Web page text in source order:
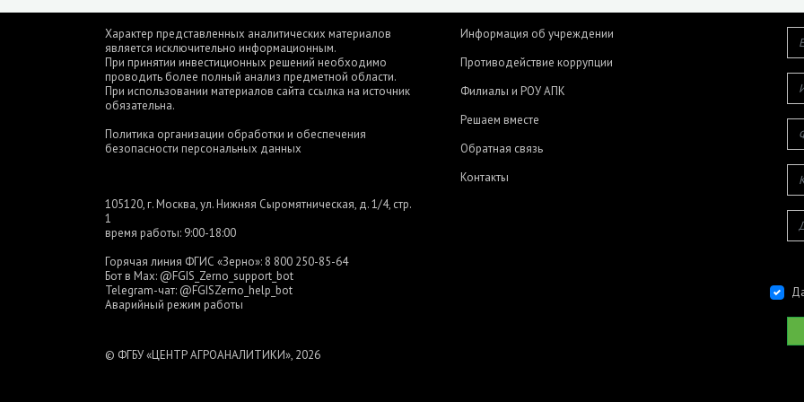
Характер представленных аналитических материалов
является исключительно информационным.
При принятии инвестиционных решений необходимо
проводить более полный анализ предметной области.
При использовании материалов сайта ссылка на источник
обязательна.
Политика организации обработки и обеспечения
безопасности персональных данных
105120, г. Москва, ул. Нижняя Сыромятническая, д. 1/4, стр.
1
время работы: 9:00-18:00
Горячая линия ФГИС «Зерно»: 8 800 250-85-64
Бот в Max: @FGIS_Zerno_support_bot
Telegram-чат: @FGISZerno_help_bot
Аварийный режим работы
Информация об учреждении
Противодействие коррупции
Филиалы и РОУ АПК
Решаем вместе
Обратная связь
Контакты
© ФГБУ «ЦЕНТР АГРОАНАЛИТИКИ», 2026